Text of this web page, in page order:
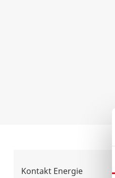
Kontakt Energie